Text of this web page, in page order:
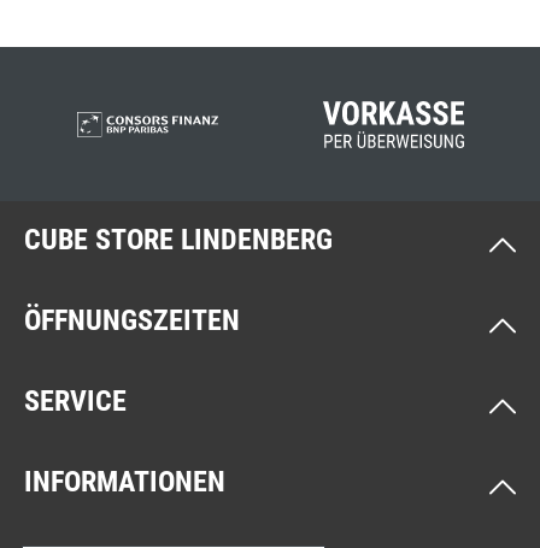
CUBE STORE LINDENBERG
ÖFFNUNGSZEITEN
SERVICE
INFORMATIONEN